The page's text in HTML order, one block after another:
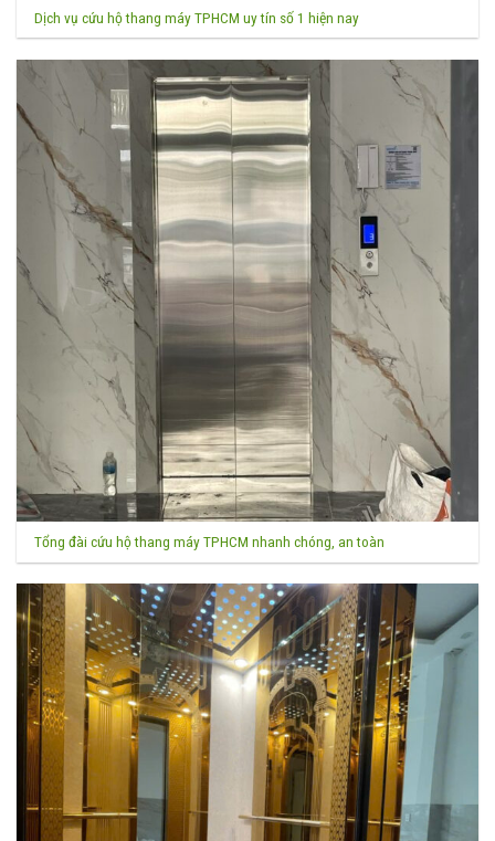
Dịch vụ cứu hộ thang máy TPHCM uy tín số 1 hiện nay
Tổng đài cứu hộ thang máy TPHCM nhanh chóng, an toàn